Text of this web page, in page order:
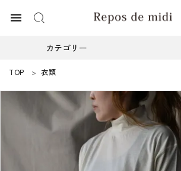
menu
カテゴリー
ACCOUNT MENU
ようこそ ゲスト 様
ログイン person 新規会員登録
TOP 衣類